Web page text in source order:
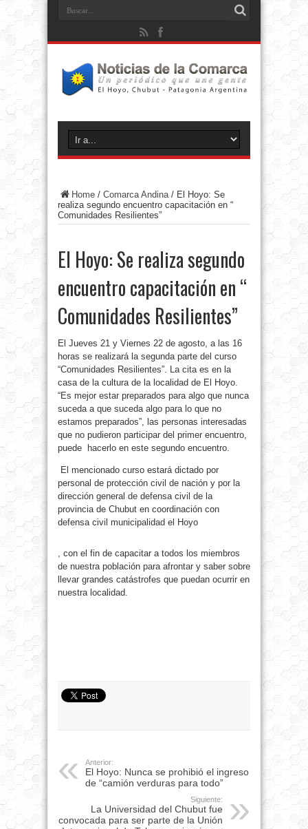
Home / Comarca Andina/ El Hoyo: Se
realiza segundo encuentro capacitación en “
Comunidades Resilientes”
El Hoyo: Se realiza segundo
encuentro capacitación en “
Comunidades Resilientes”
El Jueves 21 y Viernes 22 de agosto, a las 16
horas se realizará la segunda parte del curso
“Comunidades Resilientes”. La cita es en la
casa de la cultura de la localidad de El Hoyo.
“Es mejor estar preparados para algo que nunca
suceda a que suceda algo para lo que no
estamos preparados”, las personas interesadas
que no pudieron participar del primer encuentro,
puede
hacerlo en este segundo encuentro.
El mencionado curso estará dictado por
personal de protección civil de nación y por la
dirección general de defensa civil de la
provincia de Chubut en coordinación con
defensa civil municipalidad el Hoyo
, con el fin de capacitar a todos los miembros
de nuestra población para afrontar y saber sobre
llevar grandes catástrofes que puedan ocurrir en
nuestra localidad.
Anterior:
El Hoyo: Nunca se prohibió el ingreso
de “camión verduras para todo”
Siguiente:
La Universidad del Chubut fue
convocada para ser parte de la Unión